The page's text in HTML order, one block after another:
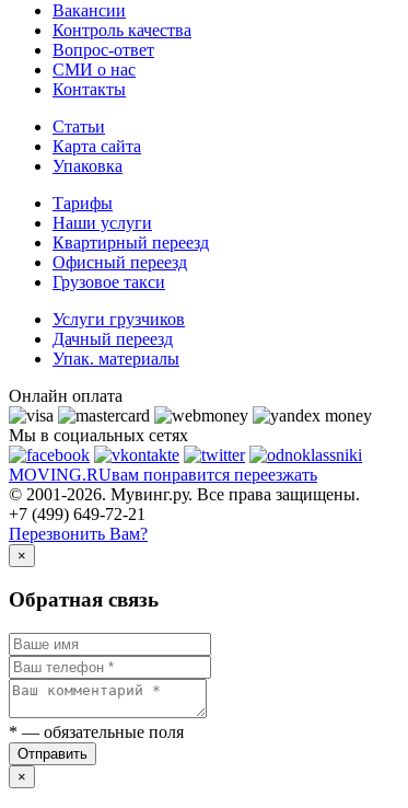
Вакансии
Контроль качества
Вопрос-ответ
СМИ о нас
Контакты
Статьи
Карта сайта
Упаковка
Тарифы
Наши услуги
Квартирный переезд
Офисный переезд
Грузовое такси
Услуги грузчиков
Дачный переезд
Упак. материалы
Онлайн оплата
Мы в социальных сетях
MOVING.RUвам понравится переезжать
© 2001-2026. Мувинг.ру. Все права защищены.
+7 (499) 649-72-21
Перезвонить Вам?
×
Обратная связь
* — обязательные поля
Отправить
×